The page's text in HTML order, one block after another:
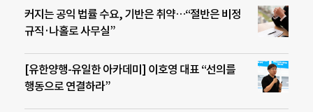
커지는 공익 법률 수요, 기반은 취약…“절반은 비정
규직·나홀로 사무실”
[유한양행-유일한 아카데미] 이호영 대표 “선의를
행동으로 연결하라”